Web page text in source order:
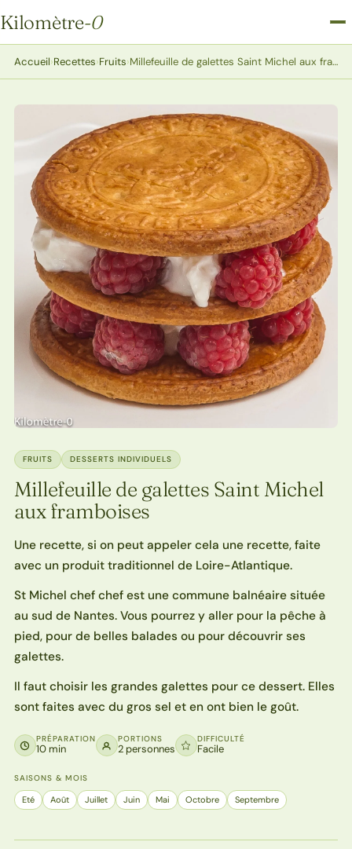
Kilomètre-0
Kilomètre-0
Accueil›Recettes›Fruits› Millefeuille de galettes Saint Michel aux framboises
FRUITS DESSERTS INDIVIDUELS
Millefeuille de galettes Saint Michel
aux framboises
Une recette, si on peut appeler cela une recette, faite
avec un produit traditionnel de Loire-Atlantique.
St Michel chef chef est une commune balnéaire située
au sud de Nantes. Vous pourrez y aller pour la pêche à
pied, pour de belles balades ou pour découvrir ses
galettes.
Il faut choisir les grandes galettes pour ce dessert. Elles
sont faites avec du gros sel et en ont bien le goût.
PRÉPARATION
10 min
PORTIONS
2 personnes
DIFFICULTÉ
Facile
SAISONS & MOIS
Eté Août Juillet Juin Mai Octobre Septembre